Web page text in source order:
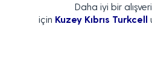
Daha iyi bir
için Kuzey Kıbrıs Turkcell